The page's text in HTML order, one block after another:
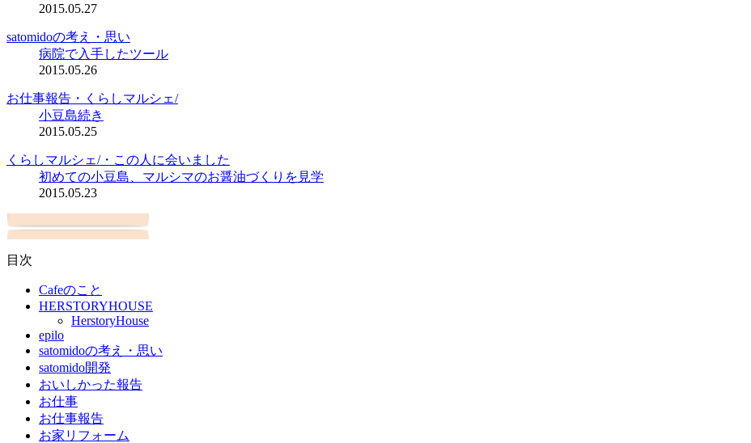
2015.05.27
satomidoの考え・思い
病院で入手したツール
2015.05.26
お仕事報告・くらしマルシェ/
小豆島続き
2015.05.25
くらしマルシェ/・この人に会いました
初めての小豆島、マルシマのお醤油づくりを見学
2015.05.23
目次
Cafeのこと
HERSTORYHOUSE
HerstoryHouse
epilo
satomidoの考え・思い
satomido開発
おいしかった報告
お仕事
お仕事報告
お家リフォーム